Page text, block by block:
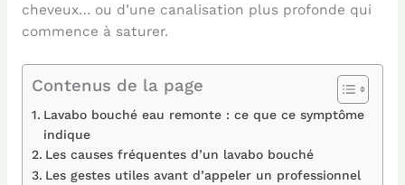
cheveux… ou d’une canalisation plus profonde qui
commence à saturer.
Contenus de la page
Lavabo bouché eau remonte : ce que ce symptôme
indique
Les causes fréquentes d’un lavabo bouché
Les gestes utiles avant d’appeler un professionnel